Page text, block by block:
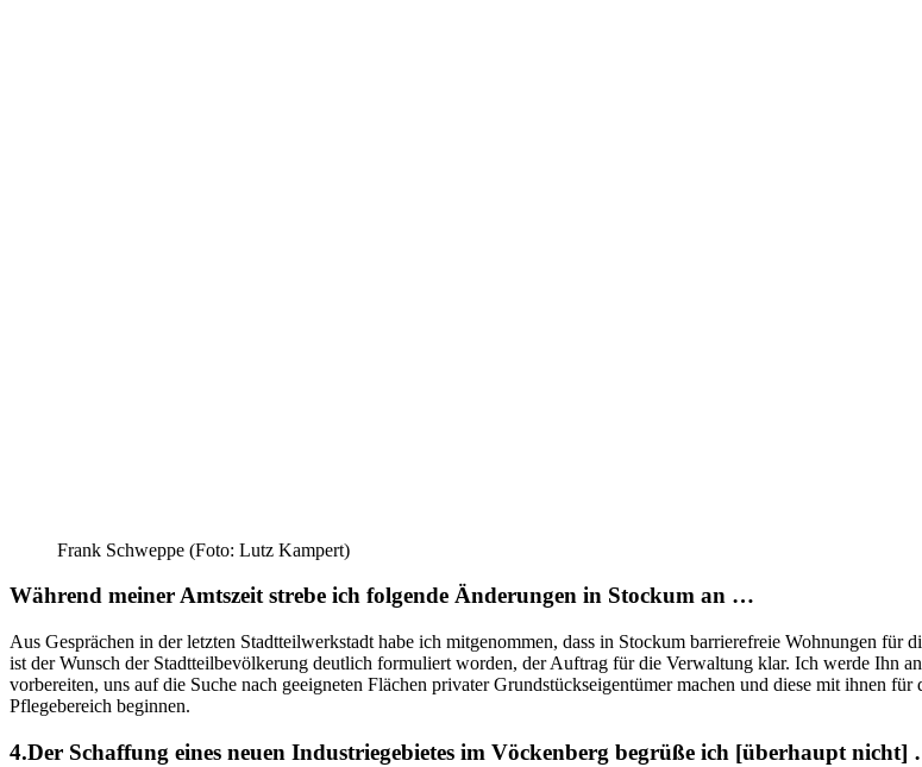
Frank Schweppe (Foto: Lutz Kampert)
Während meiner Amtszeit strebe ich folgende Änderungen in Stockum an …
Aus Gesprächen in der letzten Stadtteilwerkstadt habe ich mitgenommen, dass in Stockum barrierefreie Wohnungen
ist der Wunsch der Stadtteilbevölkerung deutlich formuliert worden, der Auftrag für die Verwaltung klar. Ich werde Ihn
vorbereiten, uns auf die Suche nach geeigneten Flächen privater Grundstückseigentümer machen und diese mit ihnen
Pflegebereich beginnen.
4.Der Schaffung eines neuen Industriegebietes im Vöckenberg begrüße ich [überhaupt nicht]